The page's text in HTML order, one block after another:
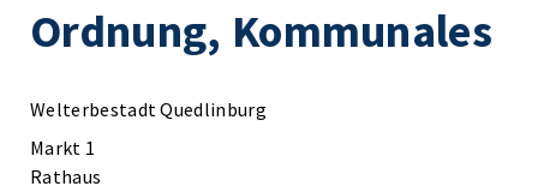
Ordnung, Kommunales
Welterbestadt Quedlinburg
Markt 1
Rathaus